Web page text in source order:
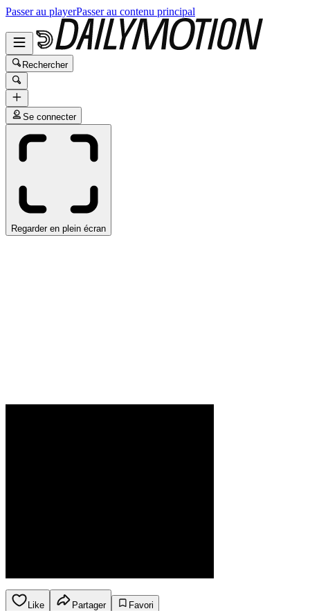
Passer au playerPasser au contenu principal
Rechercher
Se connecter
Regarder en plein écran
Like Partager
Favori